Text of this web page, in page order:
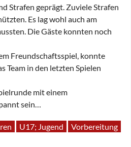
Strafen geprägt. Zuviele Strafen
Es lag wohl auch am
Die Gäste konnten noch
Freundschaftsspiel, konnte
Team in den letzten Spielen
mit einem
sein…
U17; Jugend Vorbereitung